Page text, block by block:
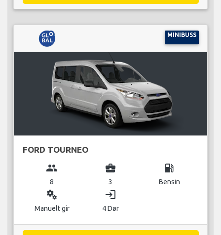
MINIBUSS
FORD TOURNEO
group
8
business_center
3
local_gas_station
Bensin
miscellaneous_services
Manuelt gir
login
4 Dør